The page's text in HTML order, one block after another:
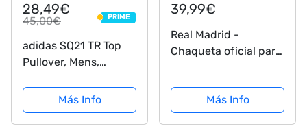
28,49€
45,00€ PRIME
PRIME
adidas SQ21 TR Top
Pullover, Mens,
Más Info
39,99€
Real Madrid -
Chaqueta oficial para
Más Info